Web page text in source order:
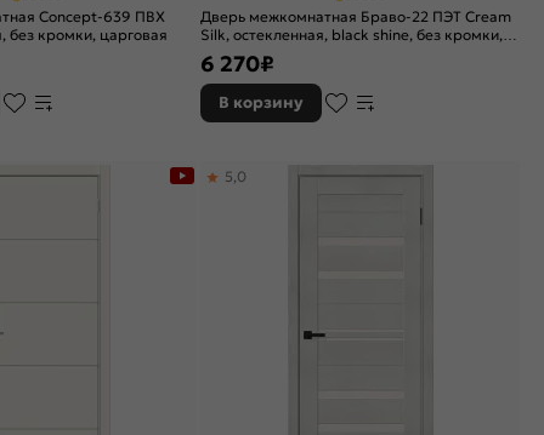
Concept-639 ПВХ
без кромки, царговая
Дверь межкомнатная Браво-22 ПЭТ Cream
Silk, остекленная, black shine, без кромки,
царговая
6 270₽
В корзину
5,0